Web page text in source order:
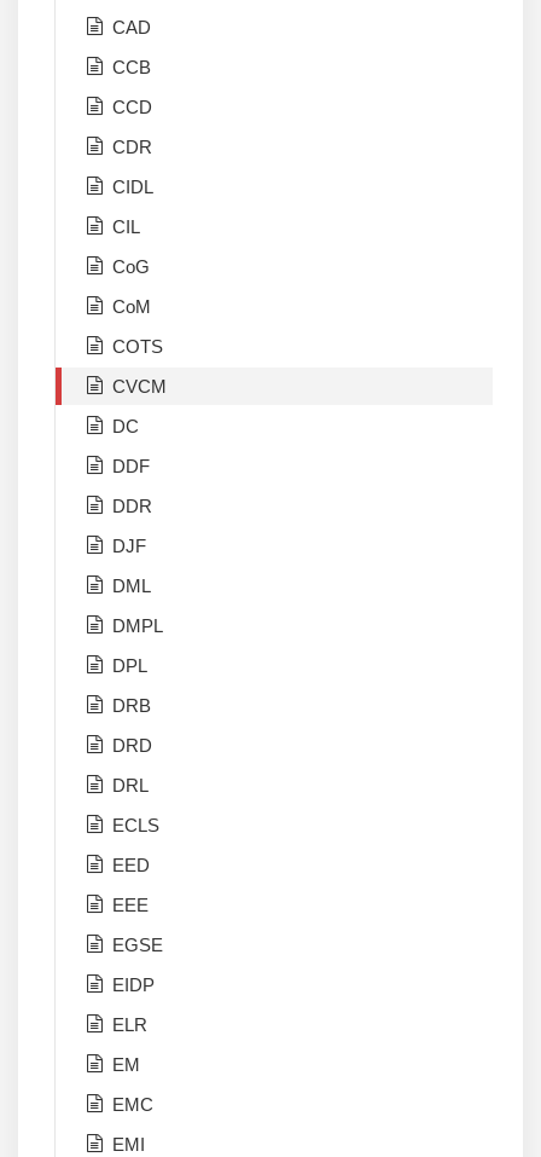
CAD
CCB
CCD
CDR
CIDL
CIL
CoG
CoM
COTS
CVCM
DC
DDF
DDR
DJF
DML
DMPL
DPL
DRB
DRD
DRL
ECLS
EED
EEE
EGSE
EIDP
ELR
EM
EMC
EMI